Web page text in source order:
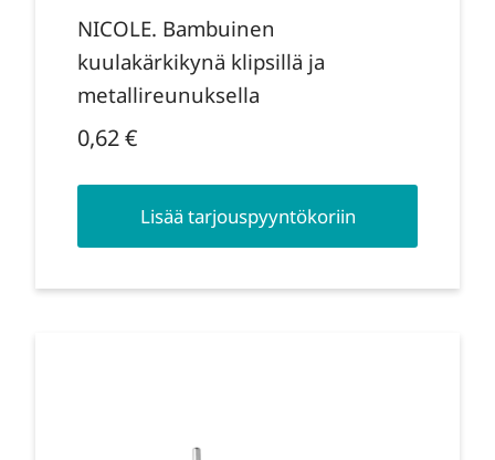
NICOLE. Bambuinen
kuulakärkikynä klipsillä ja
metallireunuksella
0,62€
Lisää tarjouspyyntökoriin